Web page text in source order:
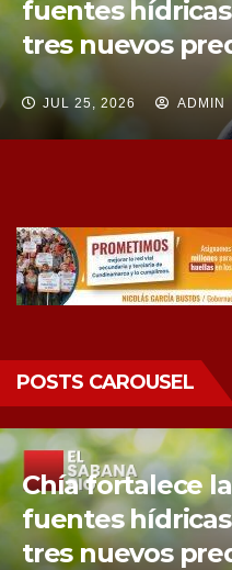
fuentes
tres nuevos
JUL 25, 2026 ADMIN
POSTS CAROUSEL
Chía fortalece
fuentes
tres nuevos